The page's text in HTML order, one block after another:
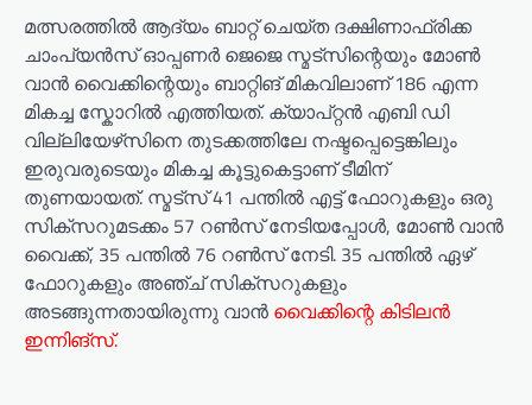
മത്സരത്തിൽ ആദ്യം ബാറ്റ് ചെയ്ത ദക്ഷിണാഫ്രിക്ക
ചാംപ്യന്‍സ് ഓപ്പണർ ജെജെ സ്മട്സിന്റെയും മോൺ
വാൻ വൈക്കിന്റെയും ബാറ്റിങ് മികവിലാണ് 186 എന്ന
മികച്ച സ്കോറിൽ എത്തിയത്. ക്യാപ്റ്റന്‍ എബി ഡി
വില്ലിയേഴ്‌സിനെ തുടക്കത്തിലേ നഷ്ടപ്പെട്ടെങ്കിലും
ഇരുവരുടെയും മികച്ച കൂട്ടുകെട്ടാണ് ടീമിന്
തുണയായത്. സ്മട്സ് 41 പന്തിൽ എട്ട് ഫോറുകളും ഒരു
സിക്സറുമടക്കം 57 റൺസ് നേടിയപ്പോൾ, മോൺ വാൻ
വൈക്ക്, 35 പന്തിൽ 76 റൺസ് നേടി. 35 പന്തിൽ ഏഴ്
ഫോറുകളും അഞ്ച് സിക്സറുകളും
അടങ്ങുന്നതായിരുന്നു വാൻ വൈക്കിന്റെ കിടിലൻ
ഇന്നിങ്സ്.